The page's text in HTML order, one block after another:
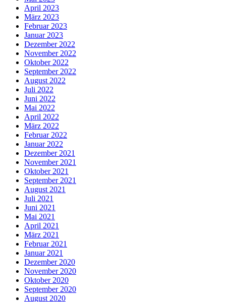
April 2023
März 2023
Februar 2023
Januar 2023
Dezember 2022
November 2022
Oktober 2022
September 2022
August 2022
Juli 2022
Juni 2022
Mai 2022
April 2022
März 2022
Februar 2022
Januar 2022
Dezember 2021
November 2021
Oktober 2021
September 2021
August 2021
Juli 2021
Juni 2021
Mai 2021
April 2021
März 2021
Februar 2021
Januar 2021
Dezember 2020
November 2020
Oktober 2020
September 2020
August 2020